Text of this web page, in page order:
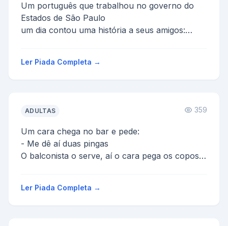
Um português que trabalhou no governo do
Estados de São Paulo
um dia contou uma história a seus amigos:
Ler Piada Completa →
ADULTAS 359
Um cara chega no bar e pede:
- Me dê aí duas pingas
O balconista o serve, aí o cara pega os copos e
Ler Piada Completa →